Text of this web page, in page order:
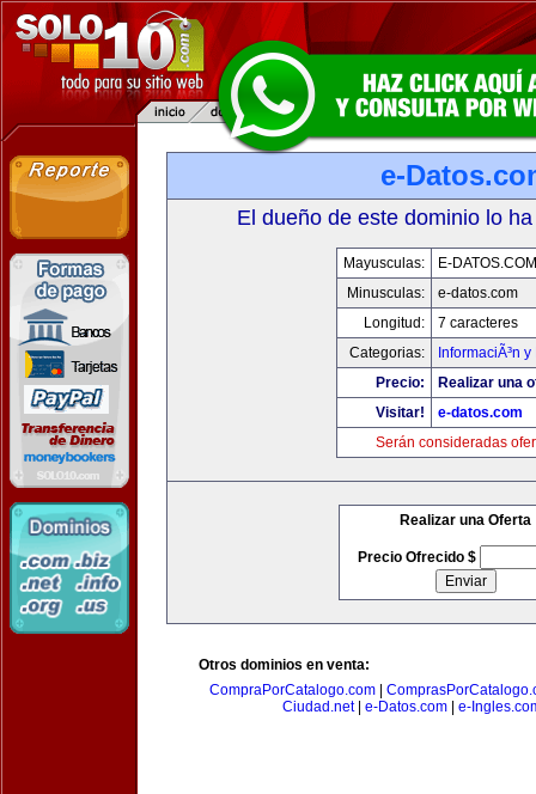
e-
El dueño de este dominio lo
Mayusculas:
E-DATOS.COM
Minusculas:
e-datos.com
Longitud:
7 caracteres
Categorias:
InformaciÃ³n
Precio:
Realizar una
Visitar!
e-datos.com
Serán consideradas
Realizar una Oferta
Precio Ofrecido $
Otros dominios en venta:
CompraPorCatalogo.com|
Ciudad.net| e-Datos.com e-